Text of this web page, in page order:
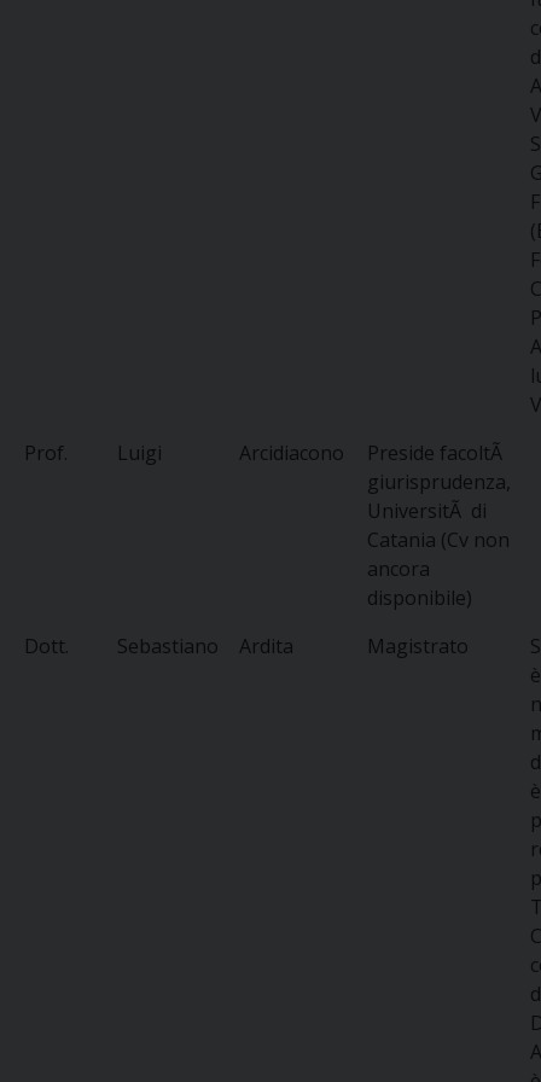
Prof.
Luigi Arcidiacono
Preside facoltÃ
giurisprudenza,
UniversitÃ di
Catania (Cv non
ancora
disponibile)
Dott.
Sebastiano Ardita Magistrato